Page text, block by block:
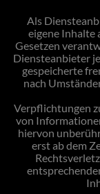
Als
eigene Inhalte
Gesetzen
Diensteanbieter
gespeicherte
nach
Verpflichtungen
von
hiervon
erst ab dem